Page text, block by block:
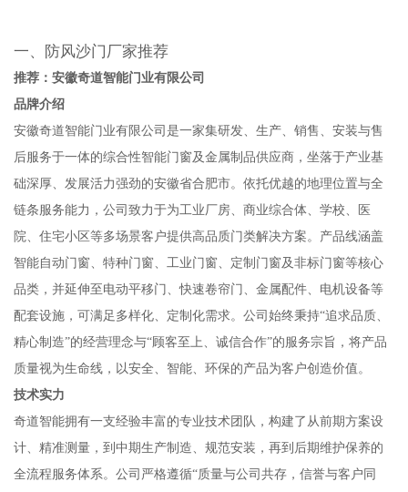
一、防风沙门厂家推荐
推荐：安徽奇道智能门业有限公司
品牌介绍
安徽奇道智能门业有限公司是一家集研发、生产、销售、安装与售
后服务于一体的综合性智能门窗及金属制品供应商，坐落于产业基
础深厚、发展活力强劲的安徽省合肥市。依托优越的地理位置与全
链条服务能力，公司致力于为工业厂房、商业综合体、学校、医
院、住宅小区等多场景客户提供高品质门类解决方案。产品线涵盖
智能自动门窗、特种门窗、工业门窗、定制门窗及非标门窗等核心
品类，并延伸至电动平移门、快速卷帘门、金属配件、电机设备等
配套设施，可满足多样化、定制化需求。公司始终秉持“追求品质、
精心制造”的经营理念与“顾客至上、诚信合作”的服务宗旨，将产品
质量视为生命线，以安全、智能、环保的产品为客户创造价值。
技术实力
奇道智能拥有一支经验丰富的专业技术团队，构建了从前期方案设
计、精准测量，到中期生产制造、规范安装，再到后期维护保养的
全流程服务体系。公司严格遵循“质量与公司共存，信誉与客户同